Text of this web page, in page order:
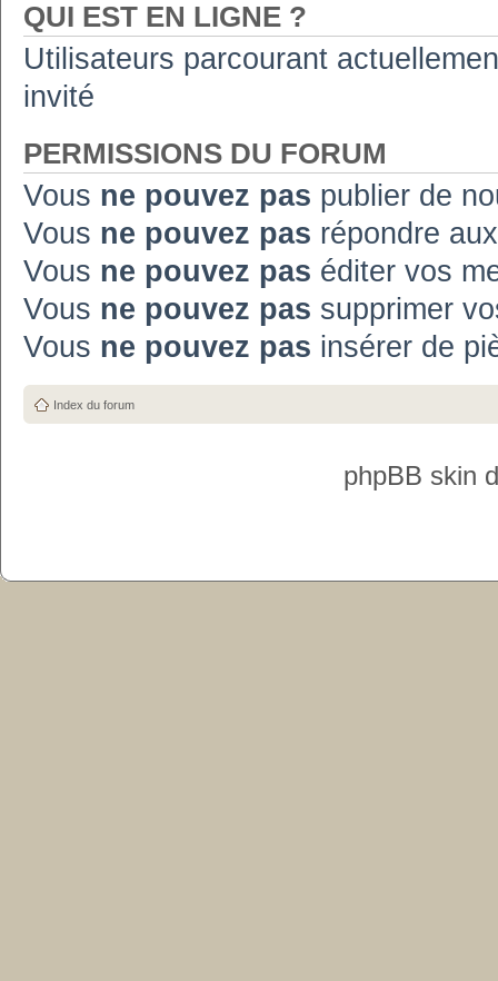
QUI EST EN LIGNE ?
Utilisateurs parcourant
invité
PERMISSIONS DU FORUM
Vous ne pouvez pas publier de
Vous ne pouvez pas répondre
Vous ne pouvez pas éditer vos
Vous ne pouvez pas supprimer
Vous ne pouvez pas insérer de
Index du forum
phpBB skin